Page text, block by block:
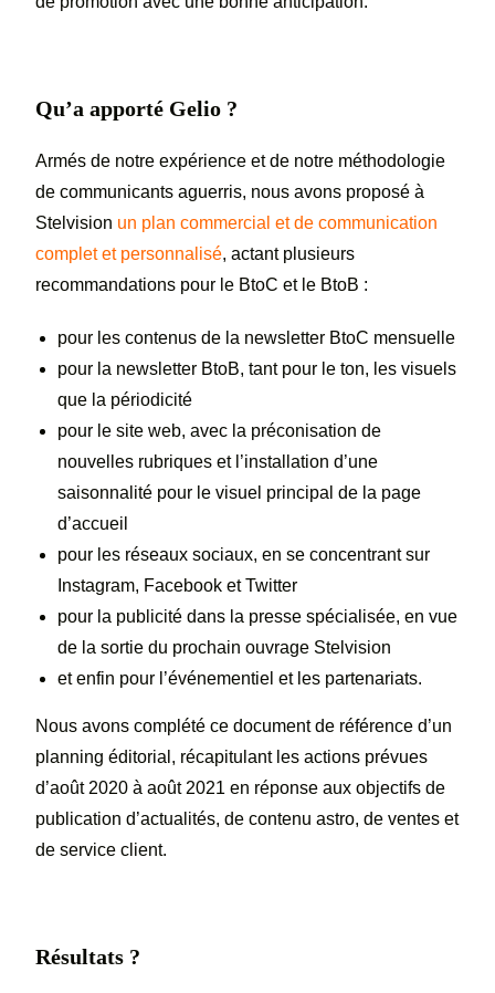
Qu’a apporté Gelio ?
Armés de notre expérience et de notre méthodologie
de communicants aguerris, nous avons proposé à
Stelvision un plan commercial et de communication
complet et personnalisé, actant plusieurs
recommandations pour le BtoC et le BtoB :
pour les contenus de la newsletter BtoC mensuelle
pour la newsletter BtoB, tant pour le ton, les visuels
que la périodicité
pour le site web, avec la préconisation de
nouvelles rubriques et l’installation d’une
saisonnalité pour le visuel principal de la page
d’accueil
pour les réseaux sociaux, en se concentrant sur
Instagram, Facebook et Twitter
pour la publicité dans la presse spécialisée, en vue
de la sortie du prochain ouvrage Stelvision
et enfin pour l’événementiel et les partenariats.
Nous avons complété ce document de référence d’un
planning éditorial, récapitulant les actions prévues
d’août 2020 à août 2021 en réponse aux objectifs de
publication d’actualités, de contenu astro, de ventes et
de service client.
Résultats ?